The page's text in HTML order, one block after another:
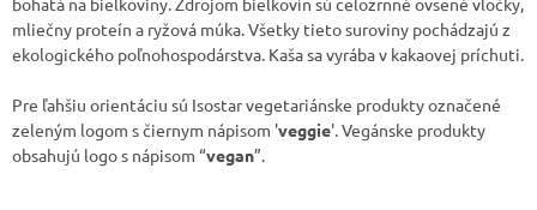
mliečny proteín a ryžová múka. Všetky tieto suroviny pochádzajú z
ekologického poľnohospodárstva. Kaša sa vyrába v kakaovej príchuti.
Pre ľahšiu orientáciu sú Isostar vegetariánske produkty označené
zeleným logom s čiernym nápisom 'veggie'. Vegánske produkty
obsahujú logo s nápisom “vegan”.